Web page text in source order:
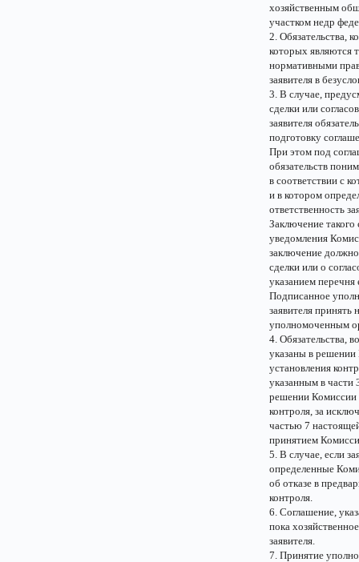
хозяйственным
участком недр
2. Обязательства,
которых являются
нормативными
заявителя в
3. В случае,
сделки или
заявителя
подготовку
При этом под
обязательств
в соответствии с
и в котором
ответственность
Заключение такого
уведомления
заключение
сделки или о
указанием
Подписанное
заявителя принять
уполномоченным
4. Обязательства,
указаны в решении
установления
указанным в части
решении Комиссии
контроля, за
частью 7
принятием
5. В случае, если
определенные
об отказе в
контроля.
6. Соглашение,
пока
заявителя.
7. Принятие